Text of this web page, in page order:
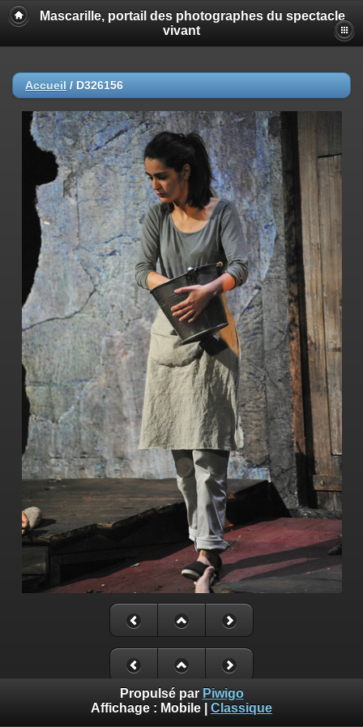
Mascarille, portail des photographes du spectacle
vivant
Accueil / D326156
Propulsé par Piwigo
Affichage : Mobile Classique